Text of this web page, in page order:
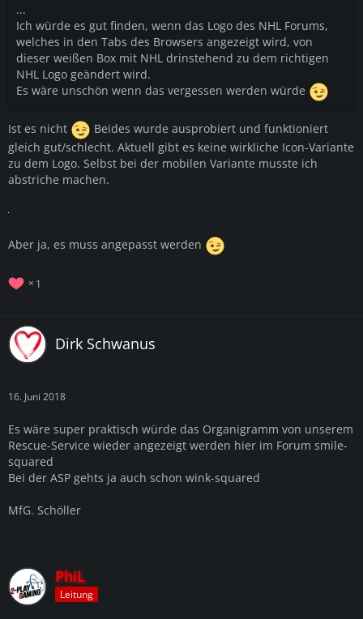
...
Ich würde es gut finden, wenn das Logo des NHL Forums,
welches in den Tabs des Browsers angezeigt wird, von
dieser weißen Box mit NHL drinstehend zu dem richtigen
NHL Logo geändert wird.
Es wäre unschön wenn das vergessen werden würde
Ist es nicht
Beides wurde ausprobiert und funktioniert
gleich gut/schlecht. Aktuell gibt es keine wirkliche Icon-Variante
zu dem Logo. Selbst bei der mobilen Variante musste ich
abstriche machen.
Aber ja, es muss angepasst werden
1
Dirk Schwanus
16. Juni 2018
Es wäre super praktisch würde das Organigramm von unserem
Rescue-Service wieder angezeigt werden hier im Forum smile-
squared
Bei der ASP gehts ja auch schon wink-squared
MfG. Schöller
PhiL
Leitung